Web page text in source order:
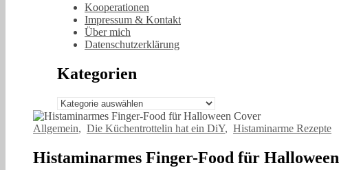
Kooperationen
Impressum & Kontakt
Über mich
Datenschutzerklärung
Kategorien
Kategorien
Allgemein, Die Küchentrottelin hat ein DiY, Histaminarme Rezepte
Histaminarmes Finger-Food für Halloween